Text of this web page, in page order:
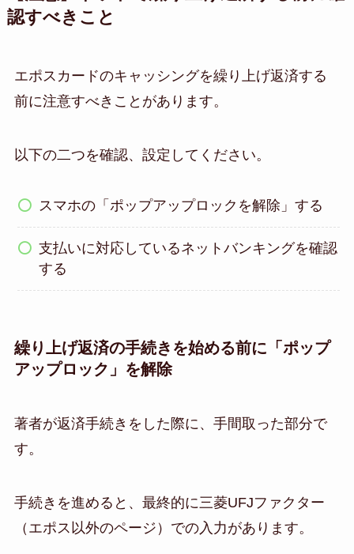
認すべきこと
エポスカードのキャッシングを繰り上げ返済する
前に注意すべきことがあります。
以下の二つを確認、設定してください。
スマホの「ポップアップロックを解除」する
支払いに対応しているネットバンキングを確認
する
繰り上げ返済の手続きを始める前に「ポップ
アップロック」を解除
著者が返済手続きをした際に、手間取った部分で
す。
手続きを進めると、最終的に三菱UFJファクター
（エポス以外のページ）での入力があります。